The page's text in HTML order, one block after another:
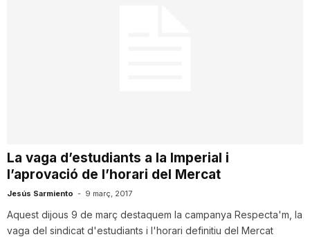
La vaga d’estudiants a la Imperial i
l’aprovació de l’horari del Mercat
Jesús Sarmiento - 9 març, 2017
Aquest dijous 9 de març destaquem la campanya Respecta'm, la
vaga del sindicat d'estudiants i l'horari definitiu del Mercat